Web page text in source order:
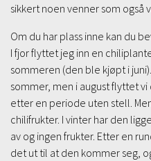
sikkert noen venner som også
Om du har plass inne kan du
I fjor flyttet jeg inn en
sommeren (den ble kjøpt i
sommer, men i august flyttet
etter en periode uten stell.
chilifrukter. I vinter har den
av og ingen frukter. Etter en
det ut til at den kommer seg,